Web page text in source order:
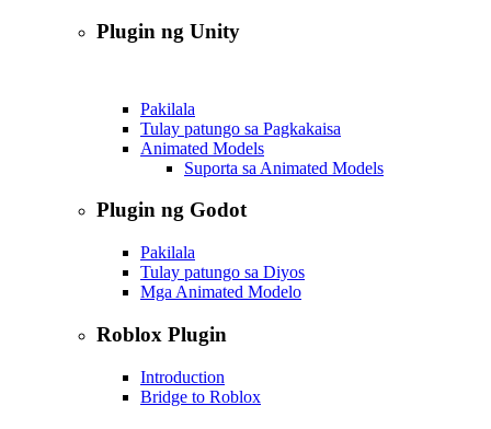
Plugin ng Unity
Pakilala
Tulay patungo sa Pagkakaisa
Animated Models
Suporta sa Animated Models
Plugin ng Godot
Pakilala
Tulay patungo sa Diyos
Mga Animated Modelo
Roblox Plugin
Introduction
Bridge to Roblox